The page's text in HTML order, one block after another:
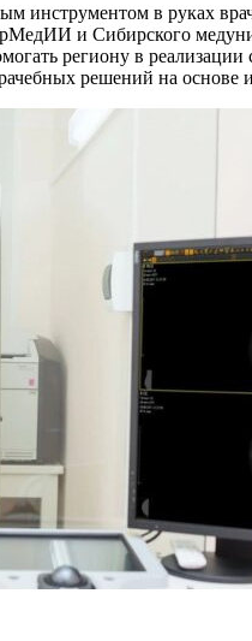
инструментом в руках
и Сибирского
региону в
решений на основе